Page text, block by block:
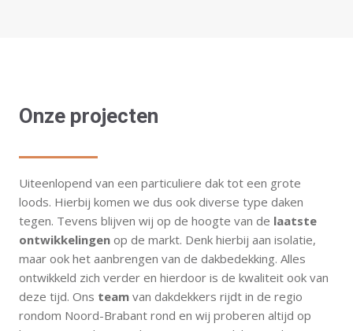
Onze projecten
Uiteenlopend van een particuliere dak tot een grote
loods. Hierbij komen we dus ook diverse type daken
tegen. Tevens blijven wij op de hoogte van de laatste
ontwikkelingen op de markt. Denk hierbij aan isolatie,
maar ook het aanbrengen van de dakbedekking. Alles
ontwikkeld zich verder en hierdoor is de kwaliteit ook van
deze tijd. Ons team van dakdekkers rijdt in de regio
rondom Noord-Brabant rond en wij proberen altijd op